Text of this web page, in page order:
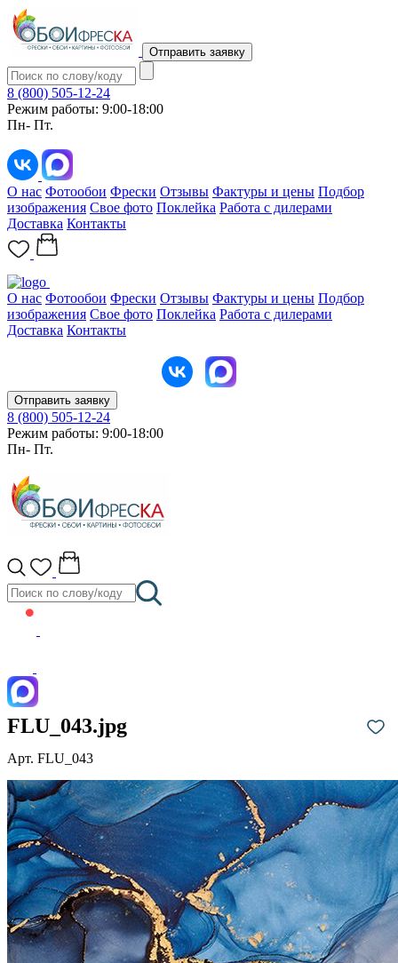
Отправить заявку
8 (800) 505-12-24
Режим работы: 9:00-18:00
Пн- Пт.
О нас Фотообои Фрески Отзывы Фактуры и цены Подбор
изображения Свое фото Поклейка Работа с дилерами
Доставка Контакты
О нас Фотообои Фрески Отзывы Фактуры и цены Подбор
изображения Свое фото Поклейка Работа с дилерами
Доставка Контакты
Отправить заявку
8 (800) 505-12-24
Режим работы: 9:00-18:00
Пн- Пт.
FLU_043.jpg
Арт. FLU_043